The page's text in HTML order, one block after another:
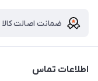
ضمانت اصالت کالا
اطلاعات تماس